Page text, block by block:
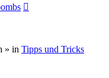
» in Tipps und Tricks